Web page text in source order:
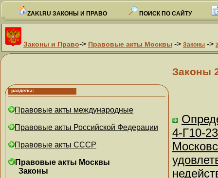
ZAKI.RU ЗАКОНЫ И ПРАВО ПОИСК ПО САЙТУ
Законы и Право-> Правовые акты Москвы -> Законы ->
Правовые акты международные
Правовые акты Российской Федерации
Правовые акты СССР
Правовые акты Москвы
Законы
Законы
4-Г10-